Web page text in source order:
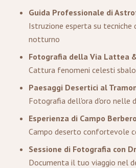
Guida Professionale di
Istruzione esperta su
notturno
Fotografia della Via Lattea
Cattura fenomeni celesti
Paesaggi Desertici al
Fotografia dell'ora d'oro nelle
Esperienza di Campo
Campo deserto confortevole
Sessione di Fotografia con
Documenta il tuo viaggio nel